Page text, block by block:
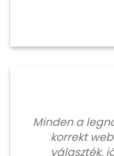
Minden a
korrekt
választék,